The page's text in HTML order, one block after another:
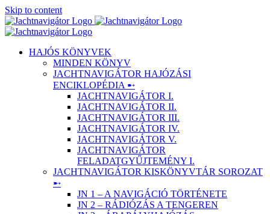
Skip to content
HAJÓS KÖNYVEK
MINDEN KÖNYV
JACHTNAVIGÁTOR HAJÓZÁSI
ENCIKLOPÉDIA ➸
JACHTNAVIGÁTOR I.
JACHTNAVIGÁTOR II.
JACHTNAVIGÁTOR III.
JACHTNAVIGÁTOR IV.
JACHTNAVIGÁTOR V.
JACHTNAVIGÁTOR
FELADATGYŰJTEMÉNY I.
JACHTNAVIGÁTOR KISKÖNYVTÁR SOROZAT
➸
JN 1 – A NAVIGÁCIÓ TÖRTÉNETE
JN 2 – RÁDIÓZÁS A TENGEREN